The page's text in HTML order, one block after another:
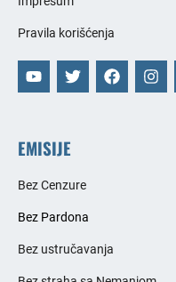
Pravila korišćenja
EMISIJE
Bez Cenzure
Bez Pardona
Bez ustručavanja